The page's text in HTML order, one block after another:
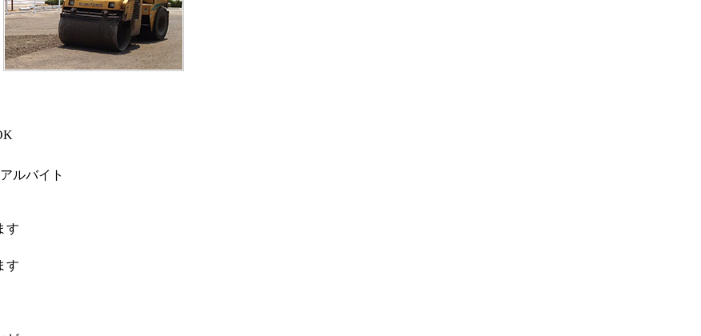
ルバイト
す
す